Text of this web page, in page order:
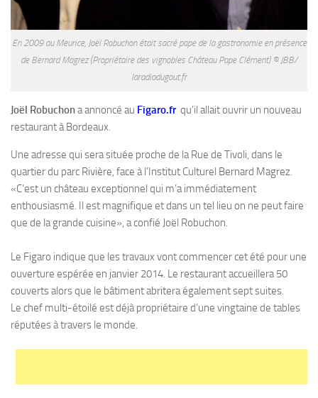
En 2009 au Meurice, Joël Robuchon était sacré pape de la gastronomie en présence
de Bernard Magrez (Propriétaire des vignobles Château Pape Clément) © JBB/
laradiodugout.fr
Joël Robuchona annoncé au Figaro.fr qu’il allait ouvrir un nouveau
restaurant à Bordeaux.
Une adresse qui sera située proche de la Rue de Tivoli, dans le
quartier du parc Rivière, face à l’Institut Culturel Bernard Magrez.
«C’est un château exceptionnel qui m’a immédiatement
enthousiasmé. Il est magnifique et dans un tel lieu on ne peut faire
que de la grande cuisine», a confié Joël Robuchon.
Le Figaro indique que les travaux vont commencer cet été pour une
ouverture espérée en janvier 2014. Le restaurant accueillera 50
couverts alors que le bâtiment abritera également sept suites.
Le chef multi-étoilé est déjà propriétaire d’une vingtaine de tables
réputées à travers le monde.